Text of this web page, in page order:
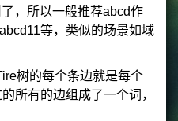
，所以一般推荐abcd作
等，类似的场景如域
树的每个条边就是每个
所有的边组成了一个词，